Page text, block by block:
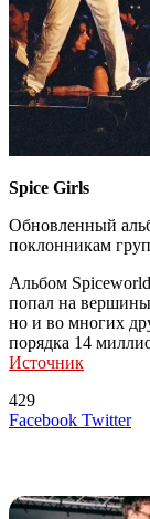
Spice Girls
Обновленный
поклонникам
Альбом
попал на вершины
но и во многих
порядка 14
Источник
429
Facebook Twitter